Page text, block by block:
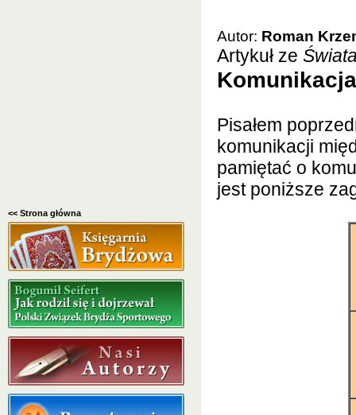
<< Strona główna
Autor: Roman
Artykuł ze
Pisałem
komunikacji
pamiętać o
jest poniższe